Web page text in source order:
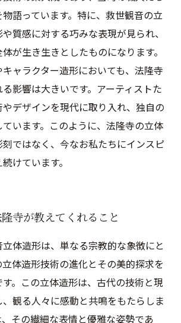
語っています。特に、救世観音の立
質感に対する巧みな表現が見られ、
が生き生きとしたものになります。
ャラクター造形においても、法隆寺
影響は大きいです。アーティストた
デザインを現代に取り入れ、独自の
います。このように、法隆寺の立体
ではなく、今なお私たちにインスピ
けています。
寺が教えてくれること
体造形は、単なる宗教的な象徴にと
体造形技術の進化とその美的探求を
。この立体造形は、古代の技術と現
観る人々に感動と共鳴をもたらしま
その繊細な表情と優雅な姿勢であ